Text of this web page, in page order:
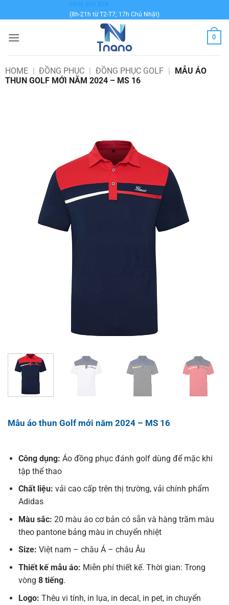
qua
dung
0936 999 878
(8h-21h từ T2-T7; 17h Chủ Nhật)
0
HOME | ĐỒNG PHỤC | ĐỒNG PHỤC GOLF | MẪU ÁO
THUN GOLF MỚI NĂM 2024 – MS 16
Mẫu áo thun Golf mới năm 2024 – MS 16
Công dụng: Áo đồng phục đánh golf dùng để mặc khi
tập thể thao
Chất liệu: vải cao cấp trên thị trường, vải chính phẩm
Adidas
Màu sắc: 20 màu áo cơ bản có sẵn và hàng trăm màu
theo pantone bảng màu in chuyển nhiệt
Size: Việt nam – châu Á – châu Âu
Thiết kế mẫu áo: Miễn phí thiết kế. Thời gian: Trong
vòng 8 tiếng.
Logo: Thêu vi tính, in lụa, in decal, in pet, in chuyển